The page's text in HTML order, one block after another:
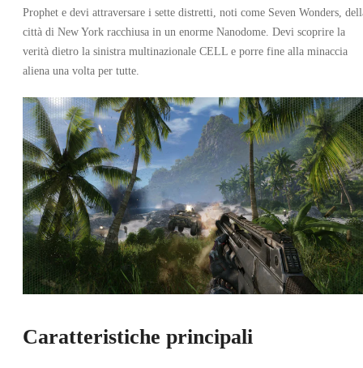
Prophet e devi attraversare i sette distretti, noti come Seven Wonders,
città di New York racchiusa in un enorme Nanodome. Devi scoprire la
verità dietro la sinistra multinazionale CELL e porre fine alla minaccia
aliena una volta per tutte.
Caratteristiche principali